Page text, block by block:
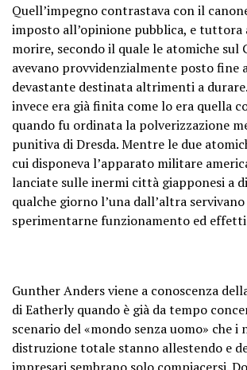
Quell’impegno contrastava con il
imposto all’opinione pubblica, e tuttora
morire, secondo il quale le atomiche sul
avevano provvidenzialmente posto fine
devastante destinata altrimenti a
invece era già finita come lo era quella
quando fu ordinata la polverizzazione
punitiva di Dresda. Mentre le due
cui disponeva l’apparato militare
lanciate sulle inermi città giapponesi a
qualche giorno l’una dall’altra
sperimentarne funzionamento ed
Gunther Anders viene a conoscenza
di Eatherly quando è già da tempo
scenario del «mondo senza uomo» che i
distruzione totale stanno allestendo e